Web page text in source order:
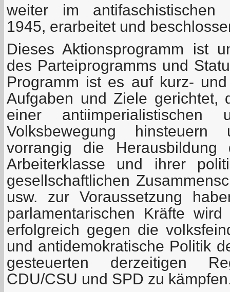
weiter im antifaschistischen
1945, erarbeitet und
Dieses Aktionsprogramm ist
des Parteiprogramms und
Programm ist es auf kurz-
Aufgaben und Ziele gerichtet,
einer antiimperialistischen
Volksbewegung
vorrangig die Herausbildung
Arbeiterklasse und ihrer
gesellschaftlichen
usw. zur Voraussetzung
parlamentarischen Kräfte
erfolgreich gegen die
und antidemokratische Politik
gesteuerten derzeitigen
CDU/CSU und SPD zu